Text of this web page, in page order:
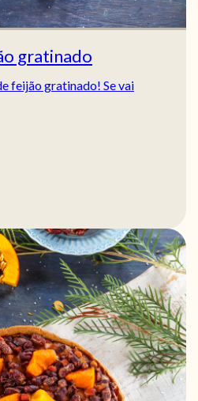
gratinado
feijão gratinado! Se vai